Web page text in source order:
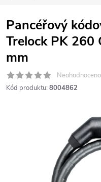
Pancéřový
Trelock PK 260
mm
Neohodnoceno
Kód produktu: 8004862